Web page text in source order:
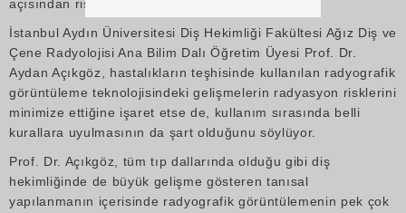
açısından riskleri var mı?
İstanbul Aydın Üniversitesi Diş Hekimliği Fakültesi Ağız Diş ve
Çene Radyolojisi Ana Bilim Dalı Öğretim Üyesi Prof. Dr.
Aydan Açıkgöz, hastalıkların teşhisinde kullanılan radyografik
görüntüleme teknolojisindeki gelişmelerin radyasyon risklerini
minimize ettiğine işaret etse de, kullanım sırasında belli
kurallara uyulmasının da şart olduğunu söylüyor.
Prof. Dr. Açıkgöz, tüm tıp dallarında olduğu gibi diş
hekimliğinde de büyük gelişme gösteren tanısal
yapılanmanın içerisinde radyografik görüntülemenin pek çok